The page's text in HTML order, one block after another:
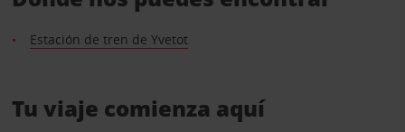
Estación de tren de Yvetot
Tu viaje comienza aquí